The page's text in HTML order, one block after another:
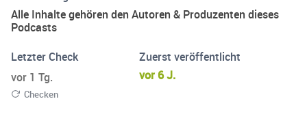
Alle Inhalte gehören den Autoren & Produzenten dieses
Podcasts
Letzter Check
vor 1 Tg.
Checken
Zuerst veröffentlicht
vor 6 J.